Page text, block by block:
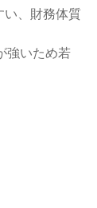
い、財務体質
強いため若